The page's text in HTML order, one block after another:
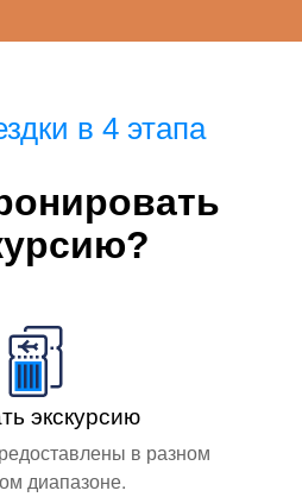
в 4 этапа
экскурсию
в разном
диапазоне.